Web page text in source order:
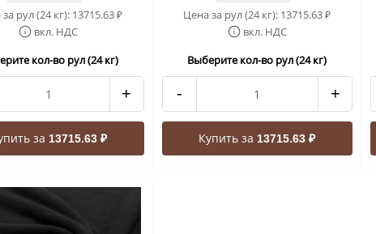
рул (24 кг): 13715.63₽
вкл. НДС
кол-во рул (24 кг)
+
за 13715.63 ₽
Цена за рул (24 кг): 13715.63₽
вкл. НДС
Выберите кол-во рул (24 кг)
- +
Купить за13715.63 ₽